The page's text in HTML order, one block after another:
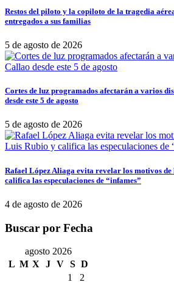
Restos del piloto y la copiloto de la tragedia
entregados a sus familias
5 de agosto de 2026
Cortes de luz programados afectarán a varios
desde este 5 de agosto
5 de agosto de 2026
Rafael López Aliaga evita revelar los motivos
califica las especulaciones de “infames”
4 de agosto de 2026
Buscar por Fecha
agosto 2026
L M X J V S D
1
2